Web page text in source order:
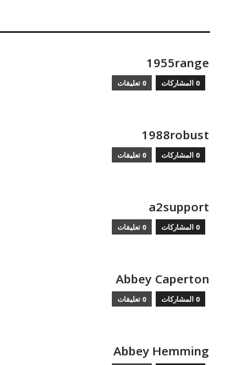
1955range
0 المشاركات 0 تعليقات
1988robust
0 المشاركات 0 تعليقات
a2support
0 المشاركات 0 تعليقات
Abbey Caperton
0 المشاركات 0 تعليقات
Abbey Hemming